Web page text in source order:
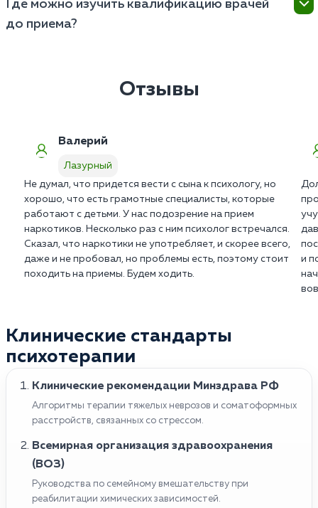
конфиденциально. Внешние запросы от ПНД или
МВД отклоняются на основании федерального
Где можно изучить квалификацию врачей
до приема?
врачей. Вся документация клиники в Лазурном
Отзывы
Валерий
Лазурный
Не думал, что придется вести с сына к психологу, но
хорошо, что есть грамотные специалисты, которые
работают с детьми. У нас подозрение на прием
наркотиков. Несколько раз с ним психолог встречался.
Сказал, что наркотики не употребляет, и скорее всего,
даже и не пробовал, но проблемы есть, поэтому стоит
походить на приемы. Будем ходить.
и
Клинические стандарты
психотерапии
Клинические рекомендации Минздрава РФ
Алгоритмы терапии тяжелых неврозов и соматоформных
расстройств, связанных со стрессом.
Всемирная организация здравоохранения
(ВОЗ)
Руководства по семейному вмешательству при
реабилитации химических зависимостей.